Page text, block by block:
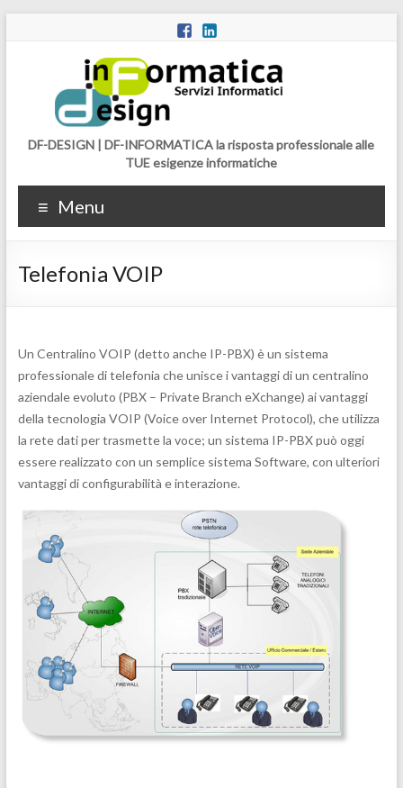
DF-DESIGN | DF-INFORMATICA la risposta professionale alle
TUE esigenze informatiche
Menu
Telefonia VOIP
Un Centralino VOIP (detto anche IP-PBX) è un sistema
professionale di telefonia che unisce i vantaggi di un centralino
aziendale evoluto (PBX – Private Branch eXchange) ai vantaggi
della tecnologia VOIP (Voice over Internet Protocol), che utilizza
la rete dati per trasmette la voce; un sistema IP-PBX può oggi
essere realizzato con un semplice sistema Software, con ulteriori
vantaggi di configurabilità e interazione.